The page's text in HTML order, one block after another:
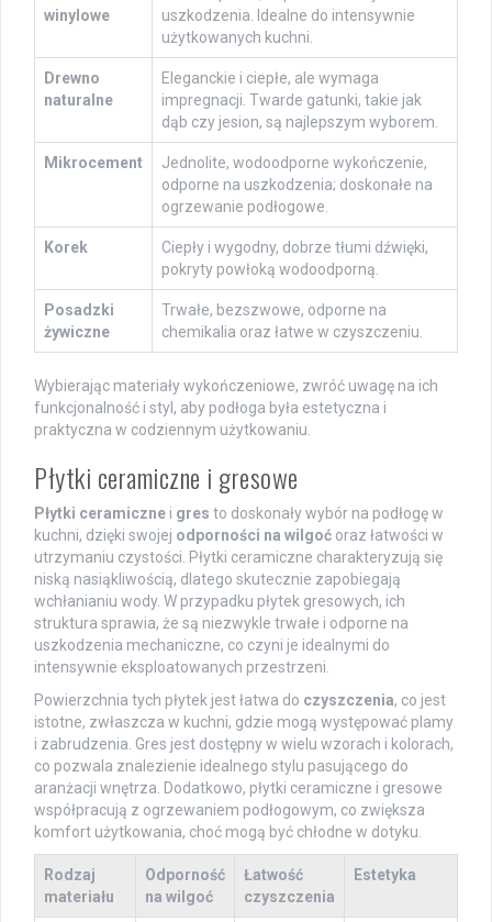
winylowe
uszkodzenia. Idealne do intensywnie
użytkowanych kuchni.
Drewno
naturalne
Eleganckie i ciepłe, ale wymaga
impregnacji. Twarde gatunki, takie jak
dąb czy jesion, są najlepszym wyborem.
Mikrocement
Jednolite, wodoodporne wykończenie,
odporne na uszkodzenia; doskonałe na
ogrzewanie podłogowe.
Korek
Ciepły i wygodny, dobrze tłumi dźwięki,
pokryty powłoką wodoodporną.
Posadzki
żywiczne
Trwałe, bezszwowe, odporne na
chemikalia oraz łatwe w czyszczeniu.
Wybierając materiały wykończeniowe, zwróć uwagę na ich
funkcjonalność i styl, aby podłoga była estetyczna i
praktyczna w codziennym użytkowaniu.
Płytki ceramiczne i gresowe
Płytki ceramiczne i gres to doskonały wybór na podłogę w
kuchni, dzięki swojej odporności na wilgoć oraz łatwości w
utrzymaniu czystości. Płytki ceramiczne charakteryzują się
niską nasiąkliwością, dlatego skutecznie zapobiegają
wchłanianiu wody. W przypadku płytek gresowych, ich
struktura sprawia, że są niezwykle trwałe i odporne na
uszkodzenia mechaniczne, co czyni je idealnymi do
intensywnie eksploatowanych przestrzeni.
Powierzchnia tych płytek jest łatwa do czyszczenia, co jest
istotne, zwłaszcza w kuchni, gdzie mogą występować plamy
i zabrudzenia. Gres jest dostępny w wielu wzorach i kolorach,
co pozwala znalezienie idealnego stylu pasującego do
aranżacji wnętrza. Dodatkowo, płytki ceramiczne i gresowe
współpracują z ogrzewaniem podłogowym, co zwiększa
komfort użytkowania, choć mogą być chłodne w dotyku.
Rodzaj
materiału
Odporność
na wilgoć
Łatwość
czyszczenia
Estetyka